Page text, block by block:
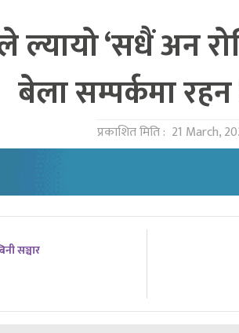
‘सधैं अन
बेला सम्पर्कमा रहन
प्रकाशित मिति : 21 March,
सञ्चार